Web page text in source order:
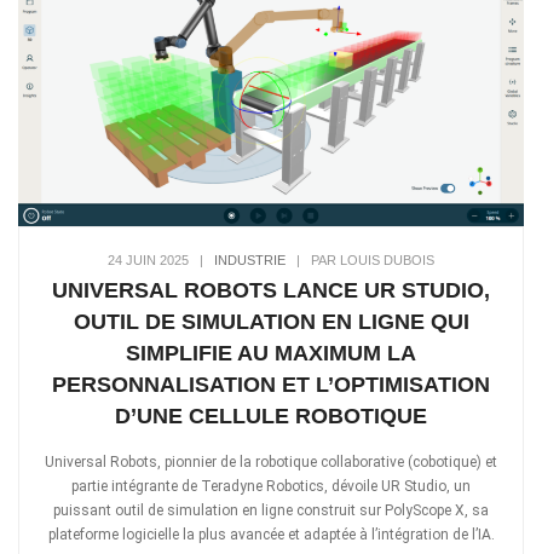
24 JUIN 2025 INDUSTRIE PAR LOUIS DUBOIS
UNIVERSAL ROBOTS LANCE UR STUDIO,
OUTIL DE SIMULATION EN LIGNE QUI
SIMPLIFIE AU MAXIMUM LA
PERSONNALISATION ET L’OPTIMISATION
D’UNE CELLULE ROBOTIQUE
Universal Robots, pionnier de la robotique collaborative (cobotique) et
partie intégrante de Teradyne Robotics, dévoile UR Studio, un
puissant outil de simulation en ligne construit sur PolyScope X, sa
plateforme logicielle la plus avancée et adaptée à l’intégration de l’IA.